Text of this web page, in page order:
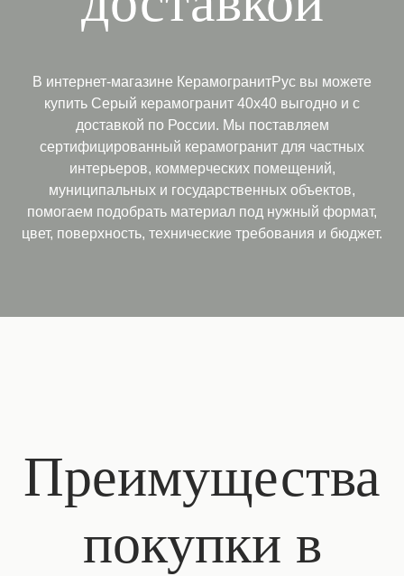
В интернет-магазине КерамогранитРус вы можете
купить Серый керамогранит 40х40 выгодно и с
доставкой по России. Мы поставляем
сертифицированный керамогранит для частных
интерьеров, коммерческих помещений,
муниципальных и государственных объектов,
помогаем подобрать материал под нужный формат,
цвет, поверхность, технические требования и бюджет.
Преимущества
покупки в